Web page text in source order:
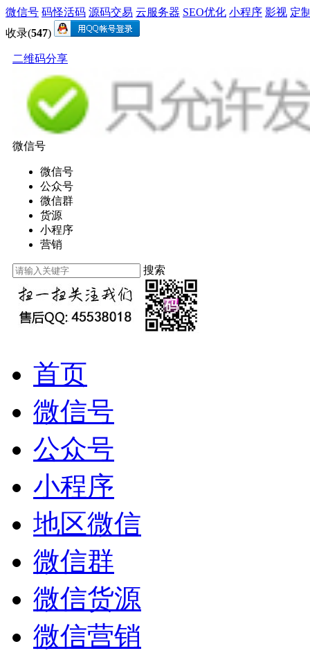
微信号 码怪活码 源码交易 云服务器 SEO优化 小程序 影视 定
收录(547)
二维码分享
微信号
微信号
公众号
微信群
货源
小程序
营销
搜索
首页
微信号
公众号
小程序
地区微信
微信群
微信货源
微信营销